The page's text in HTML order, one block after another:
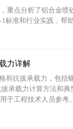
重点分析了铝合金喷
标准和行业实践，帮
力详解
和抗拔承载力，包
承载力计算方法和
于工程技术人员参考。